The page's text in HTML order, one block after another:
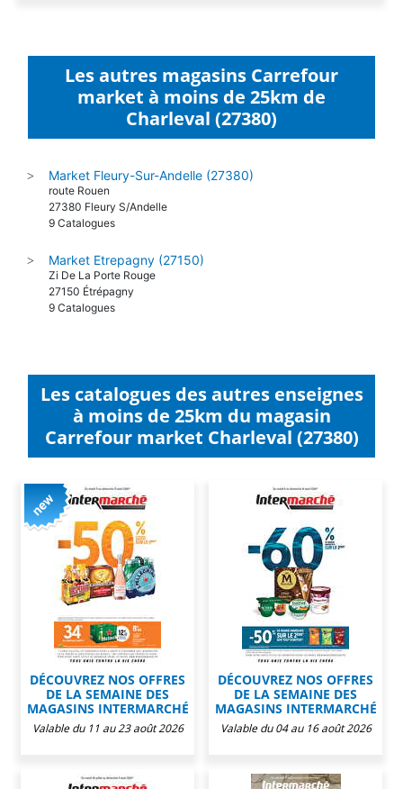
Les autres magasins Carrefour
market à moins de 25km de
Charleval (27380)
> Market Fleury-Sur-Andelle (27380)
route Rouen
27380 Fleury S/Andelle
9 Catalogues
> Market Etrepagny (27150)
Zi De La Porte Rouge
27150 Étrépagny
9 Catalogues
Les catalogues des autres enseignes
à moins de 25km du magasin
Carrefour market Charleval (27380)
DÉCOUVREZ NOS OFFRES
DE LA SEMAINE DES
MAGASINS INTERMARCHÉ
Valable du 11 au 23 août 2026
DÉCOUVREZ NOS OFFRES
DE LA SEMAINE DES
MAGASINS INTERMARCHÉ
Valable du 04 au 16 août 2026